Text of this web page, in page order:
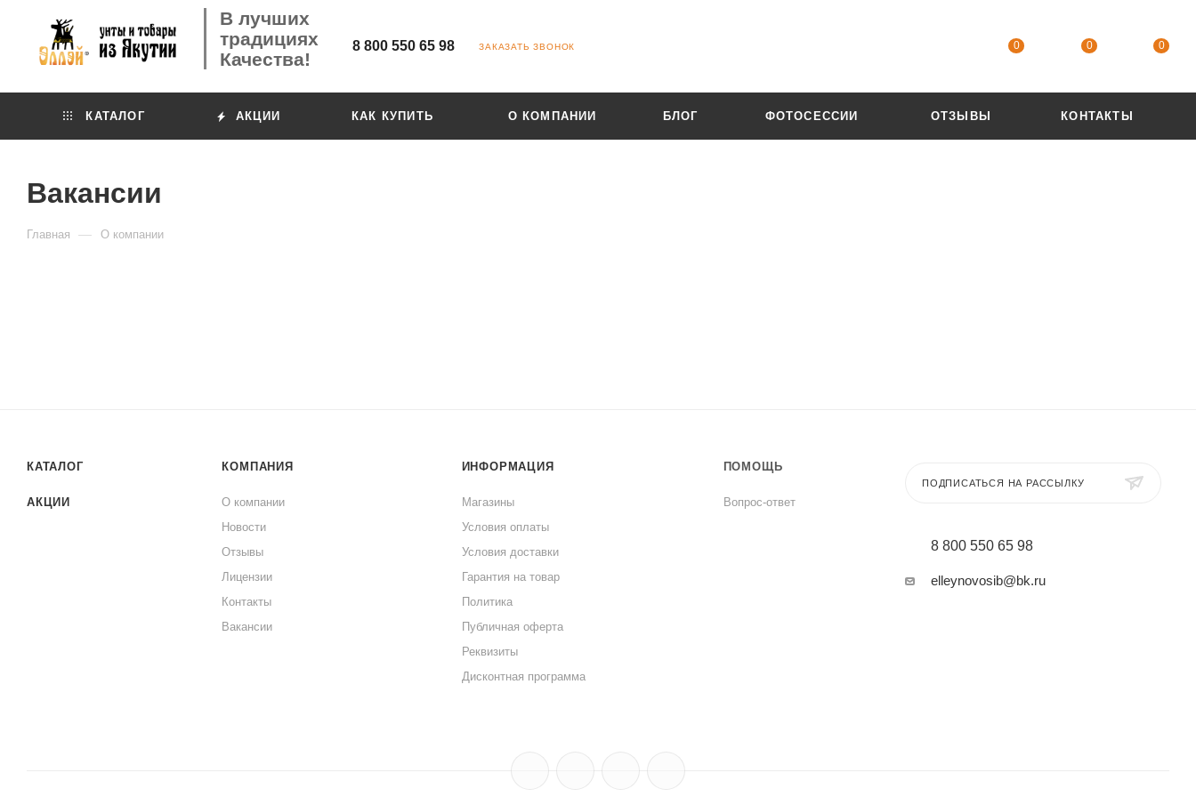
В лучших
традициях
Качества!
8 800 550 65 98 ЗАКАЗАТЬ ЗВОНОК 0 0 0
КАТАЛОГ АКЦИИ КАК КУПИТЬ О КОМПАНИИ БЛОГ ФОТОСЕССИИ ОТЗЫВЫ КОНТАКТЫ
Вакансии
Главная — О компании
КАТАЛОГ
АКЦИИ
КОМПАНИЯ
О компании
Новости
Отзывы
Лицензии
Контакты
Вакансии
ИНФОРМАЦИЯ
Магазины
Условия оплаты
Условия доставки
Гарантия на товар
Политика
Публичная оферта
Реквизиты
Дисконтная программа
ПОМОЩЬ
Вопрос-ответ
ПОДПИСАТЬСЯ НА РАССЫЛКУ
8 800 550 65 98
elleynovosib@bk.ru